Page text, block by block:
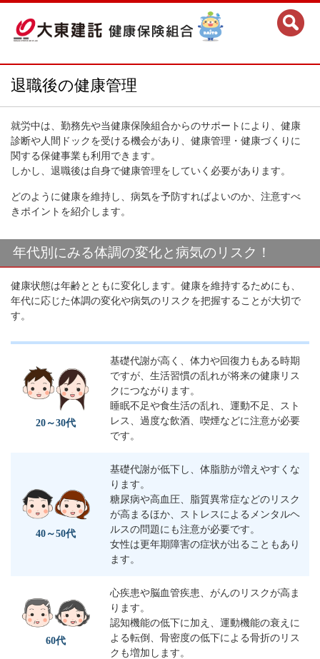
退職後の健康管理
就労中は、勤務先や当健康保険組合からのサポートにより、健康
診断や人間ドックを受ける機会があり、健康管理・健康づくりに
関する保健事業も利用できます。
しかし、退職後は自身で健康管理をしていく必要があります。
どのように健康を維持し、病気を予防すればよいのか、注意すべ
きポイントを紹介します。
年代別にみる体調の変化と病気のリスク！
健康状態は年齢とともに変化します。健康を維持するためにも、
年代に応じた体調の変化や病気のリスクを把握することが大切で
す。
20～30代
基礎代謝が高く、体力や回復力もある時期
ですが、生活習慣の乱れが将来の健康リス
クにつながります。
睡眠不足や食生活の乱れ、運動不足、スト
レス、過度な飲酒、喫煙などに注意が必要
です。
40～50代
基礎代謝が低下し、体脂肪が増えやすくな
ります。
糖尿病や高血圧、脂質異常症などのリスク
が高まるほか、ストレスによるメンタルヘ
ルスの問題にも注意が必要です。
女性は更年期障害の症状が出ることもあり
ます。
60代
心疾患や脳血管疾患、がんのリスクが高ま
ります。
認知機能の低下に加え、運動機能の衰えに
よる転倒、骨密度の低下による骨折のリス
クも増加します。